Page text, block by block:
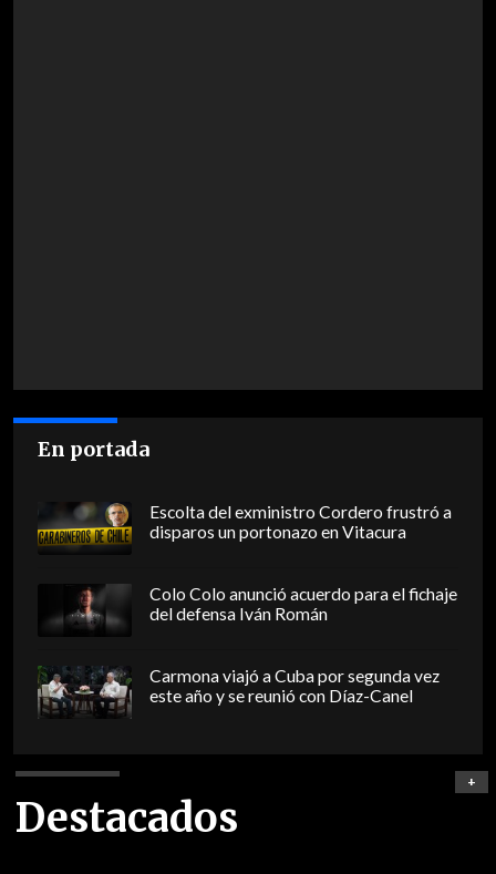
En portada
Escolta del exministro Cordero frustró a
disparos un portonazo en Vitacura
Colo Colo anunció acuerdo para el fichaje
del defensa Iván Román
Carmona viajó a Cuba por segunda vez
este año y se reunió con Díaz-Canel
Destacados
+